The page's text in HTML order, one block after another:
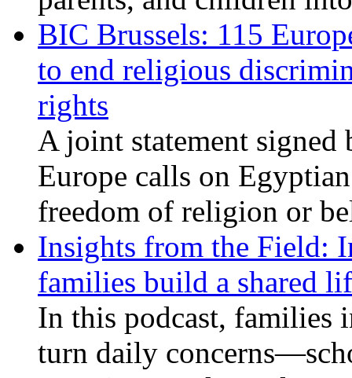
BIC Brussels: 115
to end religious
rights
A joint statement signed
Europe calls on
freedom of religion or
Insights from the Field:
families build a shared
In this podcast, families
turn daily